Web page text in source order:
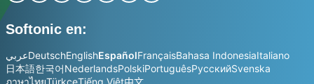
Softonic en:
عربيDeutschEnglishEspañolFrançaisBahasa IndonesiaItaliano
日本語한국어NederlandsPolskiPortuguêsРусскийSvenska
ภาษาไทยTürkçeTiếng Việt中文